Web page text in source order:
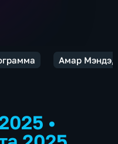
Амар Мэндэ,
•